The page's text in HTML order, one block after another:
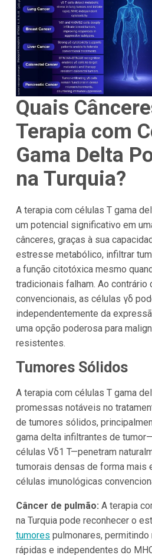
Quais
Terapia com
Gama Delta
na Turquia?
A terapia com células T gama
um potencial significativo em
cânceres, graças à sua
estresse metabólico, infiltrar
a função citotóxica mesmo
tradicionais falham. Ao contrário
convencionais, as células γδ
independentemente da
uma opção poderosa para
resistentes.
Tumores Sólidos
A terapia com células T gama
promessas notáveis no
de tumores sólidos,
gama delta infiltrantes de
células Vδ1 T—penetram
tumorais densas de forma mais
células imunológicas
Câncer de pulmão: A terapia
na Turquia pode reconhecer o
tumores pulmonares,
rápidas e independentes do